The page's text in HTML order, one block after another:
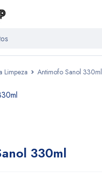
Limpeza Antimofo Sanol 330ml
330ml